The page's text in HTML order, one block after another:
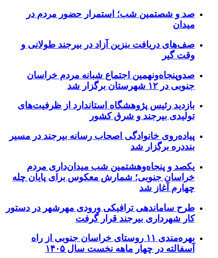
صد و شصتمین شب؛ استمرار حضور مردم در
میدان
صف‌های دریافت بنزین آزاد در بیرجند طولانی و
وقت گیر
صدوپنجاه‌ونهمین اجتماع شبانه مردم خراسان
جنوبی در ۱۲ شهرستان برگزار شد
بازدید رئیس پژوهشگاه استاندارد از ظرفیت‌های
تولیدی بیرجند و شرق کشور
پیاده‌روی خانوادگی اصحاب رسانه بیرجند در مسیر
بنددره برگزار شد
یکصد و پنجاه‌وهشتمین شب میدان‌داری مردم
خراسان جنوبی؛ شمارش معکوس برای پایان چله
چهارم آغاز شد
طرح ساماندهی ترافیکی ورودی مهرشهر در دستور
کار شهرداری بیرجند قرار گرفت
بهره‌مندی ۱۱ روستای خراسان جنوبی از راه
آسفالته در چهار ماهه نخست سال ۱۴۰۵